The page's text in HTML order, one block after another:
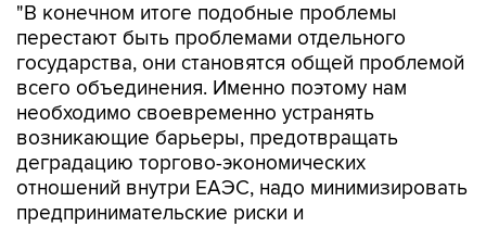
"В конечном итоге подобные проблемы
перестают быть проблемами отдельного
государства, они становятся общей проблемой
всего объединения. Именно поэтому нам
необходимо своевременно устранять
возникающие барьеры, предотвращать
деградацию торгово-экономических
отношений внутри ЕАЭС, надо минимизировать
предпринимательские риски и